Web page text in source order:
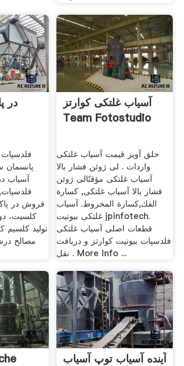
در
آسیاب
فروش در
کلسیت،
تولید کلسیم
مصالح
آسیاب غلتکی کوارتز
Team Fotostudio
حلق آویز قیمت آسیاب غلتکی
واردات . لی ژوئن فشار بالا
آسیاب غلتکی مؤقتًالی ژوئن
فشار بالا آسیاب غلتکی, كسارة
الفك,كسارة المخروط. آسیاب
غلتکی بیوتیت jpinfotech.
قطعات اصلی آسیاب غلتکی
فلدسپات بیوتیت کوارتز و دریافت
نقل . More Info ...
آینده آسیاب توپ آسیاب